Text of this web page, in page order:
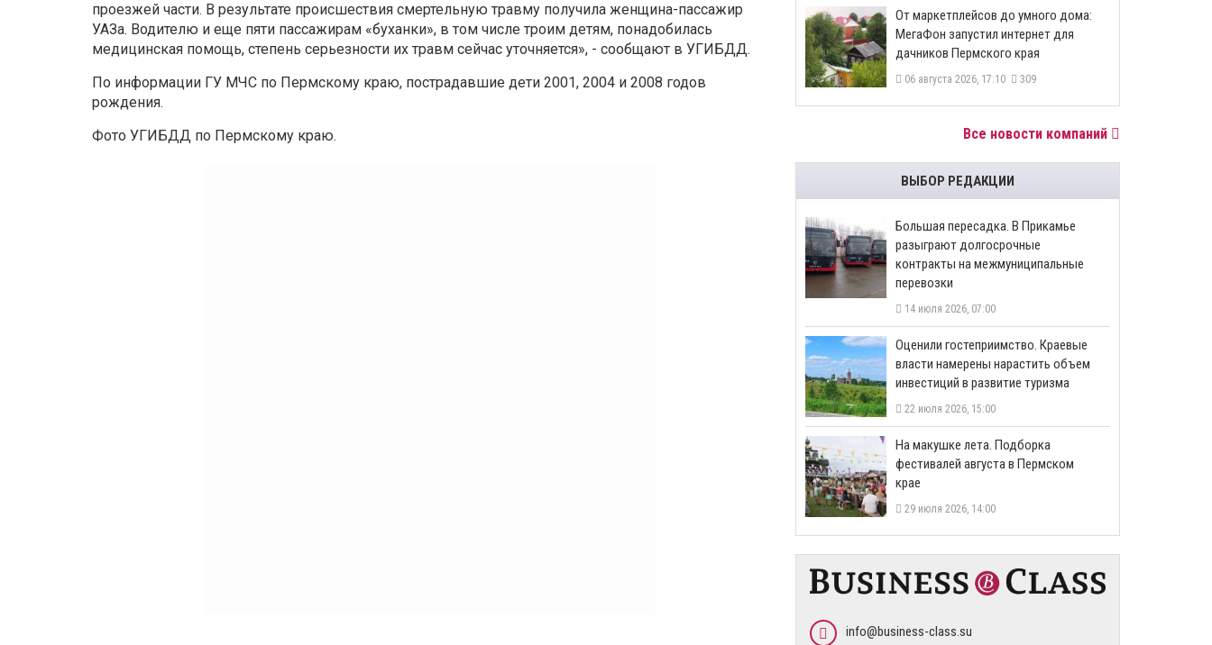
проезжей части. В результате происшествия смертельную травму получила женщина-пассажир
УАЗа. Водителю и еще пяти пассажирам «буханки», в том числе троим детям, понадобилась
медицинская помощь, степень серьезности их травм сейчас уточняется», - сообщают в УГИБДД.
По информации ГУ МЧС по Пермскому краю, пострадавшие дети 2001, 2004 и 2008 годов
рождения.
Фото УГИБДД по Пермскому краю.
От маркетплейсов до умного дома:
МегаФон запустил интернет для
дачников Пермского края
06 августа 2026, 17:10 309
Все новости компаний
ВЫБОР РЕДАКЦИИ
Большая пересадка. В Прикамье
разыграют долгосрочные
контракты на межмуниципальные
перевозки
14 июля 2026, 07:00
Оценили гостеприимство. Краевые
власти намерены нарастить объем
инвестиций в развитие туризма
22 июля 2026, 15:00
На макушке лета. Подборка
фестивалей августа в Пермском
крае
29 июля 2026, 14:00
info@business-class.su